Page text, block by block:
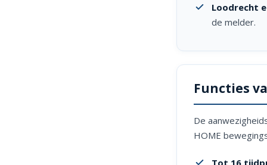
Loodrecht
de melder.
Functies
De
HOME
Tot 16